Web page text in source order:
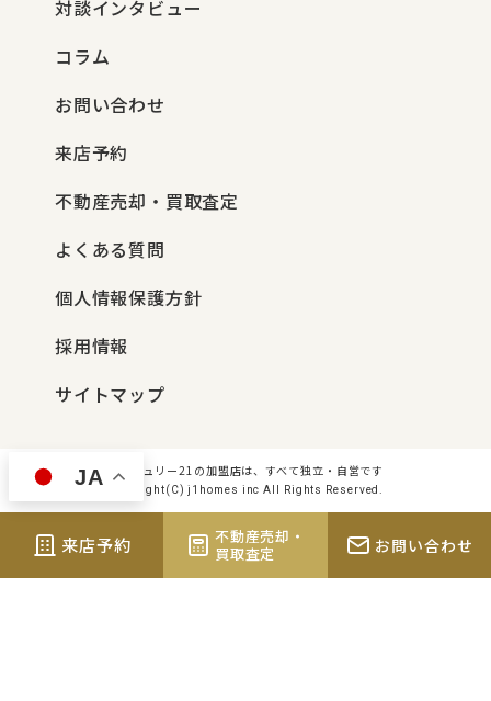
対談インタビュー
コラム
お問い合わせ
来店予約
不動産売却・買取査定
よくある質問
個人情報保護方針
採用情報
サイトマップ
センチュリー21の加盟店は、すべて独立・自営です
Copyright(C) j1homes inc All Rights Reserved.
来店予約
不動産売却・
買取査定
お問い合わせ
JA